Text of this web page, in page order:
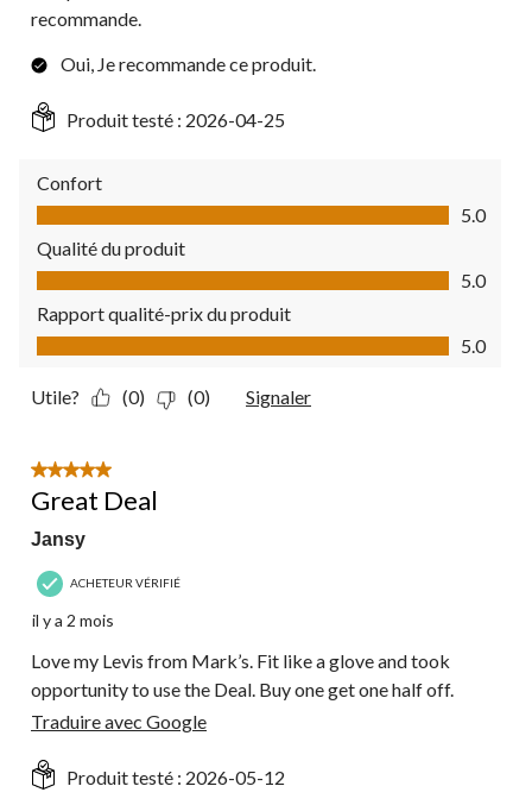
recommande.
Oui, Je recommande ce produit.
Produit testé : 2026-04-25
Confort
Confort, 5.0 sur 5
5.0
Qualité du produit
Qualité du produit, 5.0 sur 5
5.0
Rapport qualité-prix du produit
Rapport qualité-prix du produit, 5.0 sur 5
5.0
Utile? (0) (0) Signaler
5 étoile(s) sur 5.
Great Deal
Jansy
ACHETEUR VÉRIFIÉ
il y a 2 mois
Love my Levis from Mark’s. Fit like a glove and took
opportunity to use the Deal. Buy one get one half off.
Traduire avec Google
Produit testé : 2026-05-12